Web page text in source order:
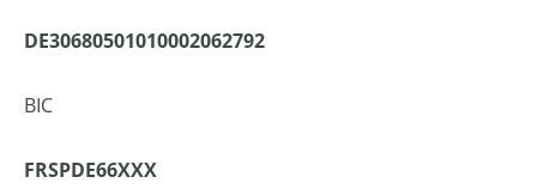
DE30680501010002062792
BIC
FRSPDE66XXX